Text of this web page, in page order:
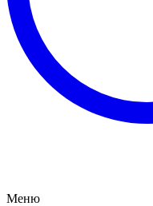
Меню